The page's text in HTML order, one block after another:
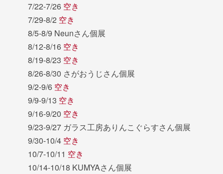
7/22-7/26 空き
7/29-8/2 空き
8/5-8/9 Neunさん個展
8/12-8/16 空き
8/19-8/23 空き
8/26-8/30 さがおうじさん個展
9/2-9/6 空き
9/9-9/13 空き
9/16-9/20 空き
9/23-9/27 ガラス工房ありんこぐらすさん個展
9/30-10/4 空き
10/7-10/11 空き
10/14-10/18 KUMYAさん個展